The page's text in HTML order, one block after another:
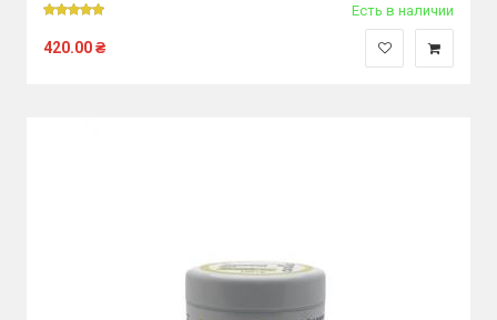
Есть в наличии
420.00₴